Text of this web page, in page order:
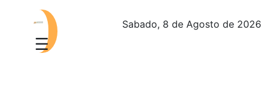
Sabado, 8 de Agosto de 2026